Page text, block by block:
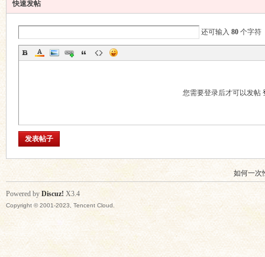
快速发帖
还可输入 80个字符
您需要登录后才可以发帖
发表帖子
如何一次
Powered by Discuz! X3.4
Copyright © 2001-2023, Tencent Cloud.